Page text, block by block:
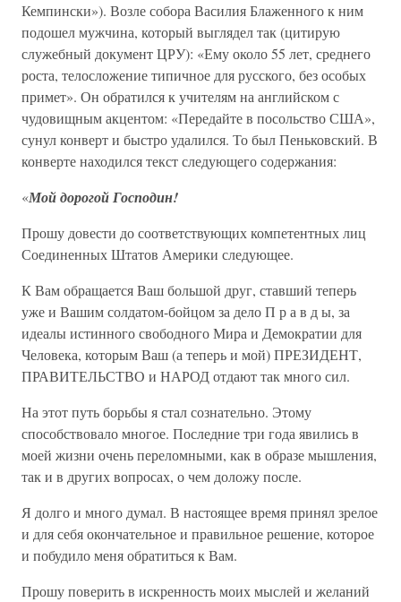
Кемпински»). Возле собора Василия Блаженного к ним
подошел мужчина, который выглядел так (цитирую
служебный документ ЦРУ): «Ему около 55 лет, среднего
роста, телосложение типичное для русского, без особых
примет». Он обратился к учителям на английском с
чудовищным акцентом: «Передайте в посольство США»,
сунул конверт и быстро удалился. То был Пеньковский. В
конверте находился текст следующего содержания:
«Мой дорогой Господин!
Прошу довести до соответствующих компетентных лиц
Соединенных Штатов Америки следующее.
К Вам обращается Ваш большой друг, ставший теперь
уже и Вашим солдатом-бойцом за дело П р а в д ы, за
идеалы истинного свободного Мира и Демократии для
Человека, которым Ваш (а теперь и мой) ПРЕЗИДЕНТ,
ПРАВИТЕЛЬСТВО и НАРОД отдают так много сил.
На этот путь борьбы я стал сознательно. Этому
способствовало многое. Последние три года явились в
моей жизни очень переломными, как в образе мышления,
так и в других вопросах, о чем доложу после.
Я долго и много думал. В настоящее время принял зрелое
и для себя окончательное и правильное решение, которое
и побудило меня обратиться к Вам.
Прошу поверить в искренность моих мыслей и желаний